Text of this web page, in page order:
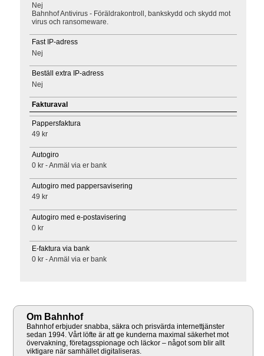
Nej
Bahnhof Antivirus - Föräldrakontroll, bankskydd och skydd mot
virus och ransomeware.
Fast IP-adress
Nej
Beställ extra IP-adress
Nej
Fakturaval
Pappersfaktura
49 kr
Autogiro
0 kr - Anmäl via er bank
Autogiro med pappersavisering
49 kr
Autogiro med e-postavisering
0 kr
E-faktura via bank
0 kr - Anmäl via er bank
Om Bahnhof
Bahnhof erbjuder snabba, säkra och prisvärda internettjänster
sedan 1994. Vårt löfte är att ge kunderna maximal säkerhet mot
övervakning, företagsspionage och läckor – något som blir allt
viktigare när samhället digitaliseras.